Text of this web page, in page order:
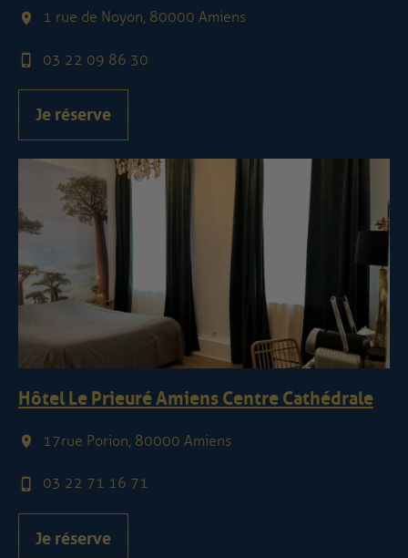
1 rue de Noyon, 80000 Amiens
03 22 09 86 30
Je réserve
Hôtel Le Prieuré Amiens Centre Cathédrale
17 rue Porion, 80000 Amiens
03 22 71 16 71
Je réserve